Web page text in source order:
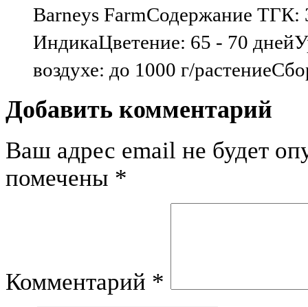
Barneys FarmСодержание ТГК:
ИндикаЦветение: 65 - 70
воздухе: до 1000 г/
Добавить комментарий
Ваш адрес email не будет
помечены *
Комментарий *